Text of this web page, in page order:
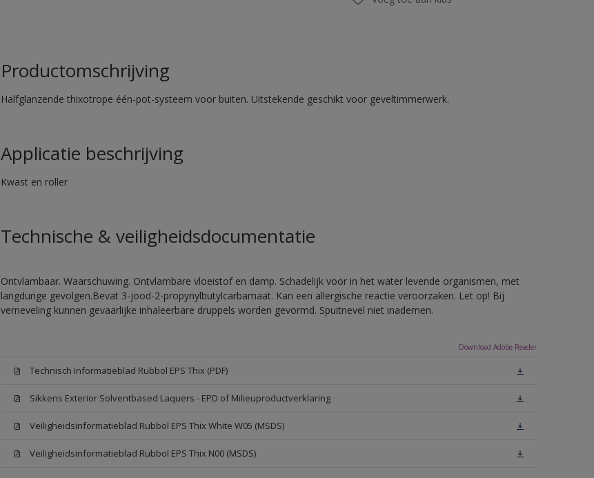
Productomschrijving
Halfglanzende thixotrope één-pot-systeem voor buiten. Uitstekende geschikt voor geveltimmerwerk.
Applicatie beschrijving
Kwast en roller
Technische & veiligheidsdocumentatie
Ontvlambaar. Waarschuwing. Ontvlambare vloeistof en damp. Schadelijk voor in het water levende organismen, met
langdurige gevolgen.Bevat 3-jood-2-propynylbutylcarbamaat. Kan een allergische reactie veroorzaken. Let op! Bij
verneveling kunnen gevaarlijke inhaleerbare druppels worden gevormd. Spuitnevel niet inademen.
Download Adobe Reader
Technisch Informatieblad Rubbol EPS Thix (PDF)
Sikkens Exterior Solventbased Laquers - EPD of Milieuproductverklaring
Veiligheidsinformatieblad Rubbol EPS Thix White W05 (MSDS)
Veiligheidsinformatieblad Rubbol EPS Thix N00 (MSDS)